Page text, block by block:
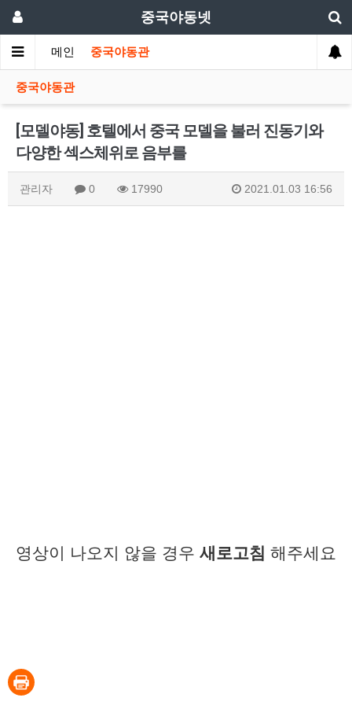
중국야동넷
메인 중국야동관
중국야동관
[모델야동] 호텔에서 중국 모델을 불러 진동기와
다양한 섹스체위로 음부를
관리자 0 17990 2021.01.03 16:56
영상이 나오지 않을 경우 새로고침 해주세요